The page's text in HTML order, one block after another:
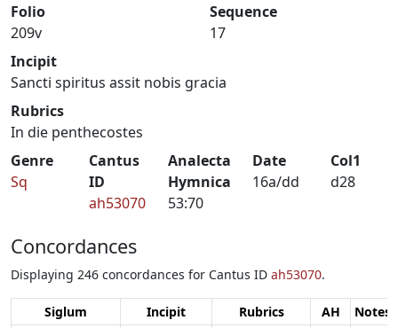
Folio
209v
Sequence
17
Incipit
Sancti spiritus assit nobis gracia
Rubrics
In die penthecostes
Genre
Sq
Cantus
ID
ah53070
Analecta
Hymnica
53:70
Date
16a/dd
Col1
d28
Concordances
Displaying 246 concordances for Cantus ID ah53070.
Siglum Incipit Rubrics AH